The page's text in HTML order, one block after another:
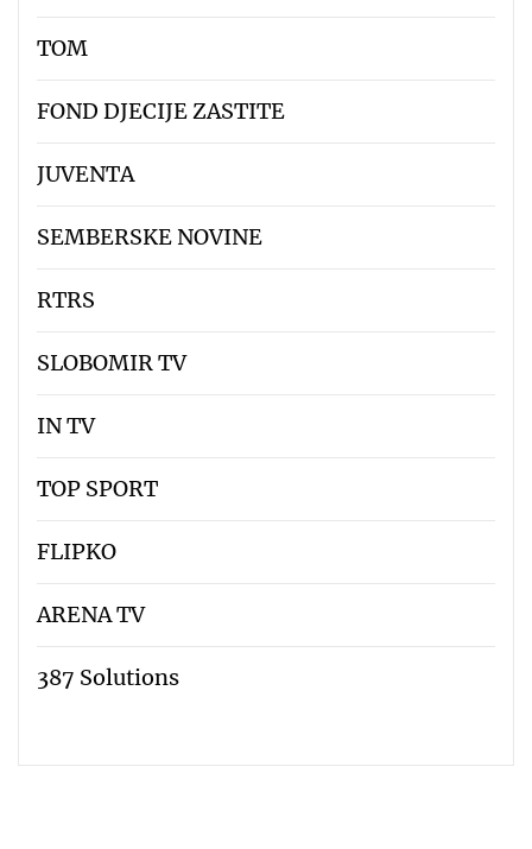
TOM
FOND DJECIJE ZASTITE
JUVENTA
SEMBERSKE NOVINE
RTRS
SLOBOMIR TV
IN TV
TOP SPORT
FLIPKO
ARENA TV
387 Solutions